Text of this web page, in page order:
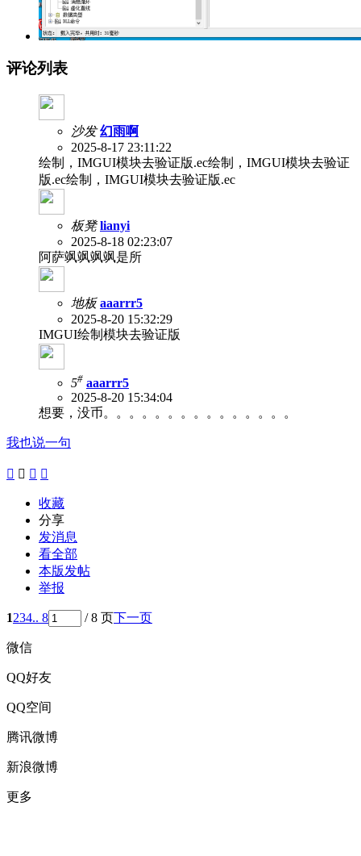
评论列表
沙发 幻雨啊
2025-8-17 23:11:22
绘制，IMGUI模块去验证版.ec绘制，IMGUI模块去验证
版.ec绘制，IMGUI模块去验证版.ec
板凳 lianyi
2025-8-18 02:23:07
阿萨飒飒飒飒是所
地板 aaarrr5
2025-8-20 15:32:29
IMGUI绘制模块去验证版
5# aaarrr5
2025-8-20 15:34:04
想要，没币。。。。。。。。。。。。。。。
我也说一句
   
收藏
分享
发消息
看全部
本版发帖
举报
1234.. 8 / 8 页下一页
微信
QQ好友
QQ空间
腾讯微博
新浪微博
更多